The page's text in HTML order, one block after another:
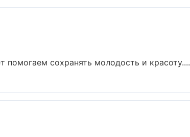
сохранять молодость и красоту....